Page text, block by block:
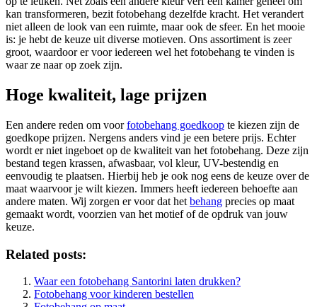
kan transformeren, bezit fotobehang dezelfde kracht. Het verandert
niet alleen de look van een ruimte, maar ook de sfeer. En het mooie
is: je hebt de keuze uit diverse motieven. Ons assortiment is zeer
groot, waardoor er voor iedereen wel het fotobehang te vinden is
waar ze naar op zoek zijn.
Hoge kwaliteit, lage prijzen
Een andere reden om voorfotobehang goedkoop te kiezen zijn de
goedkope prijzen. Nergens anders vind je een betere prijs. Echter
wordt er niet ingeboet op de kwaliteit van het fotobehang. Deze zijn
bestand tegen krassen, afwasbaar, vol kleur, UV-bestendig en
eenvoudig te plaatsen. Hierbij heb je ook nog eens de keuze over de
maat waarvoor je wilt kiezen. Immers heeft iedereen behoefte aan
andere maten. Wij zorgen er voor dat het behang precies op maat
gemaakt wordt, voorzien van het motief of de opdruk van jouw
keuze.
Related posts:
Waar een fotobehang Santorini laten drukken?
Fotobehang voor kinderen bestellen